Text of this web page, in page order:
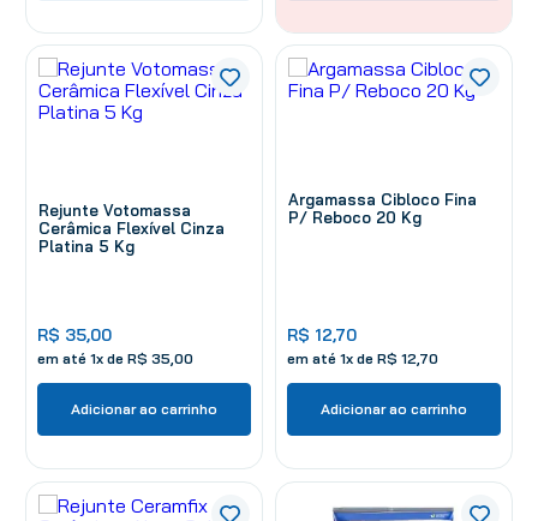
Rejunte Votomassa
Cerâmica Flexível Cinza
Platina 5 Kg
R$ 35,00
em até 1x de R$ 35,00
Adicionar ao carrinho
Argamassa Cibloco Fina
P/ Reboco 20 Kg
R$ 12,70
em até 1x de R$ 12,70
Adicionar ao carrinho